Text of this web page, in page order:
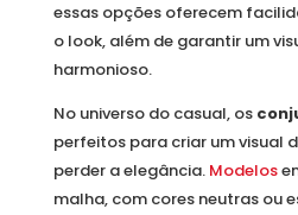
essas opções oferecem
o look, além de garantir um
harmonioso.
No universo do casual, os
perfeitos para criar um visual
perder a elegância. Modelos
malha, com cores neutras ou